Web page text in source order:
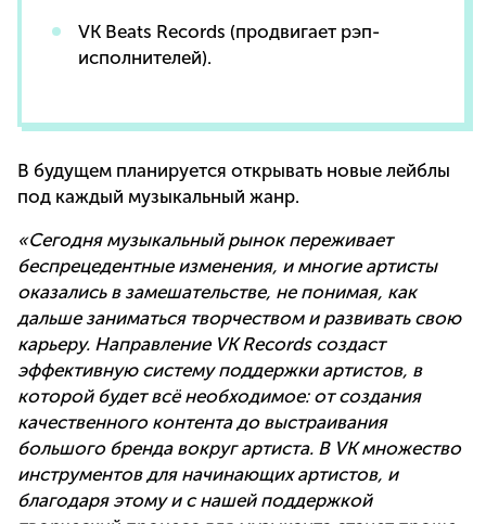
VK Beats Records (продвигает рэп-
исполнителей).
В будущем планируется открывать новые лейблы
под каждый музыкальный жанр.
«Сегодня музыкальный рынок переживает
беспрецедентные изменения, и многие артисты
оказались в замешательстве, не понимая, как
дальше заниматься творчеством и развивать свою
карьеру. Направление VK Records создаст
эффективную систему поддержки артистов, в
которой будет всё необходимое: от создания
качественного контента до выстраивания
большого бренда вокруг артиста. В VK множество
инструментов для начинающих артистов, и
благодаря этому и с нашей поддержкой